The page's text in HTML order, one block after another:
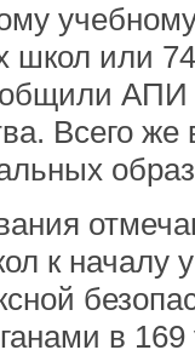
школ или
АПИ
Всего
к началу
в